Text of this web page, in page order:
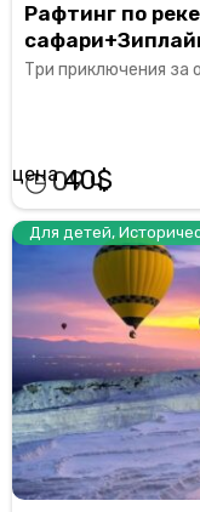
Рафтинг по
Три приключения за
09
40
Для детей,